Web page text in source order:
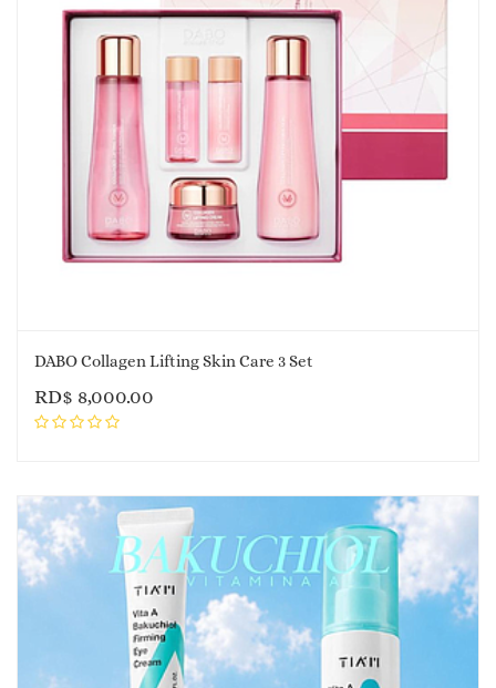
DABO Collagen Lifting Skin Care 3 Set
RD$ 8,000.00